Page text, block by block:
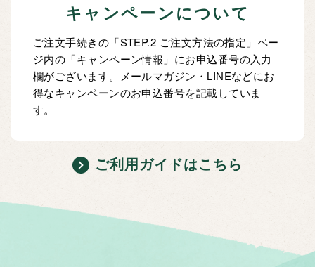
キャンペーンについて
ご注文手続きの「STEP.2 ご注文方法の指定」ペー
ジ内の「キャンペーン情報」にお申込番号の入力
欄がございます。メールマガジン・LINEなどにお
得なキャンペーンのお申込番号を記載していま
す。
ご利用ガイドはこちら